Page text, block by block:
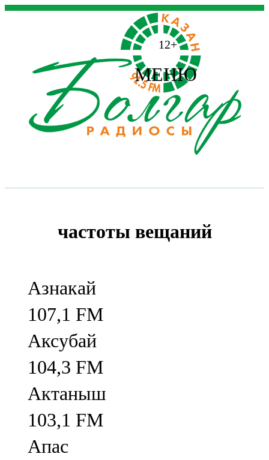
12+
МЕНЮ
частоты вещаний
Азнакай
107,1 FM
Аксубай
104,3 FM
Актаныш
103,1 FM
Апас